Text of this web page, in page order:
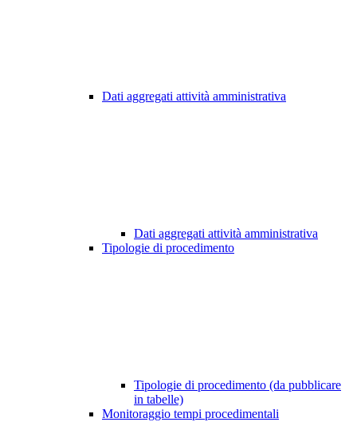
Dati aggregati attività amministrativa
Dati aggregati attività amministrativa
Tipologie di procedimento
Tipologie di procedimento (da pubblicare
in tabelle)
Monitoraggio tempi procedimentali